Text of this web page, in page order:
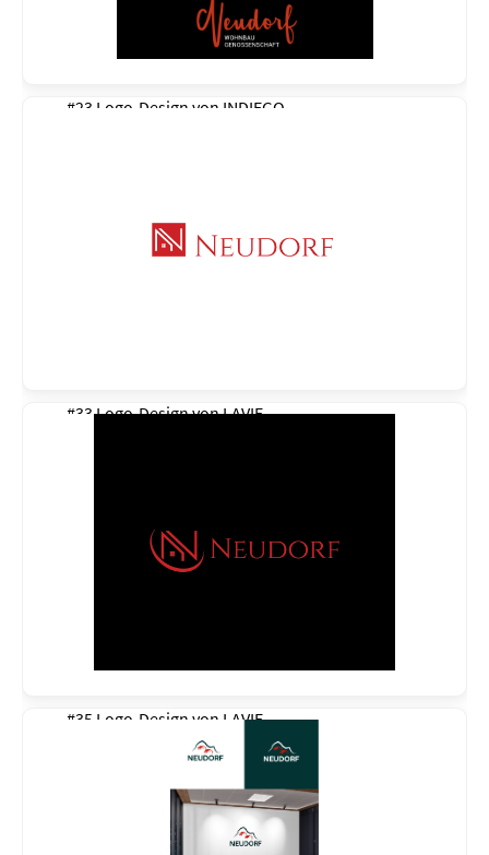
#23 Logo-Design von INDIEGO
#33 Logo-Design vonLAVIE
#35 Logo-Design von LAVIE